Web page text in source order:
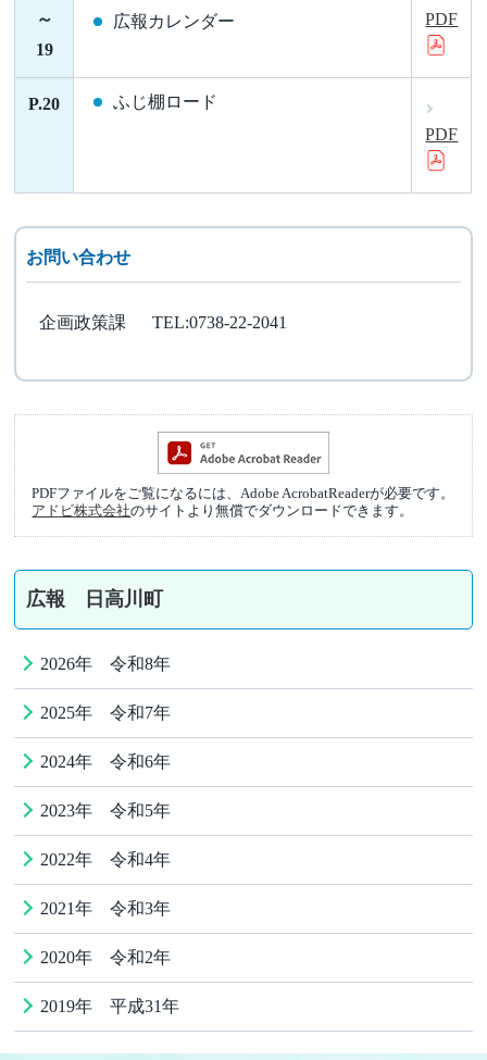
～
19
広報カレンダー
PDF
P.20
ふじ棚ロード
PDF
お問い合わせ
企画政策課 TEL:0738-22-2041
PDFファイルをご覧になるには、Adobe AcrobatReaderが必要です。
アドビ株式会社のサイトより無償でダウンロードできます。
広報 日高川町
2026年 令和8年
2025年 令和7年
2024年 令和6年
2023年 令和5年
2022年 令和4年
2021年 令和3年
2020年 令和2年
2019年 平成31年